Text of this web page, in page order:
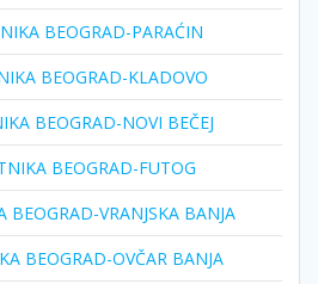
BEOGRAD-PARAĆIN
BEOGRAD-KLADOVO
BEOGRAD-NOVI BEČEJ
BEOGRAD-FUTOG
BEOGRAD-VRANJSKA BANJA
BEOGRAD-OVČAR BANJA